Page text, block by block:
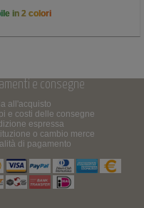
in 2 colori
e consegne
all'acquisto
e costi delle consegne
espressa
o cambio merce
di pagamento